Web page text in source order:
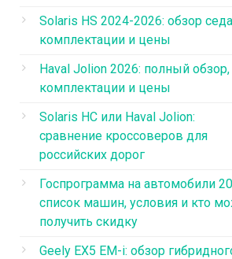
Solaris HS 2024-2026: обзор
комплектации и цены
Haval Jolion 2026: полный обзор,
комплектации и цены
Solaris HC или Haval Jolion:
сравнение кроссоверов для
российских дорог
Госпрограмма на автомобили
список машин, условия и кто
получить скидку
Geely EX5 EM-i: обзор